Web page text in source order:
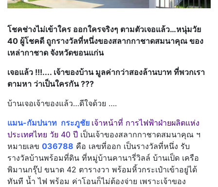
โชคช่างไม่เข้าใคร ออกใครจริงๆ ตามตัวเจอแล้ว…หนุ่มวัย
40 ผู้โชคดี ถูกรางวัลที่หนึ่งของสลากกาชาดสมนาคุณ ของ
เหล่ากาชาด จังหวัดขอนแก่น
เจอแล้ว !!!.... เจ้าของบ้าน มูลค่ากว่าสองล้านบาท ที่พวกเรา
ตามหา ว่าเป็นใครกัน ???
บ้านเจอเจ้าของแล้ว…ดีใจด้วย ….
แมน-กัมปนาท กระภูชัย เจ้าหน้าที่ การไฟฟ้าฝ่ายผลิตแห่ง
ประเทศไทย วัย 40 ปี เป็นเจ้าของสลากกาชาดสมนาคุณ ฯ
หมายเลข 036788 คือ เลขที่ออก เป็นรางวัลที่หนึ่ง รับ
รางวัลบ้านพร้อมที่ดิน ที่หมู่บ้านคานารี่วิลล์ บ้านเป็ด เครือ
พิมานกรุ๊ป ขนาด 42 ตารางวา พร้อมหิ้วกระเป๋าเข้าอยู่ได้
ทันที น้ำ ไฟ พร้อม ค่าโอนก็ไม่ต้องจ่าย เพราะเจ้าของ